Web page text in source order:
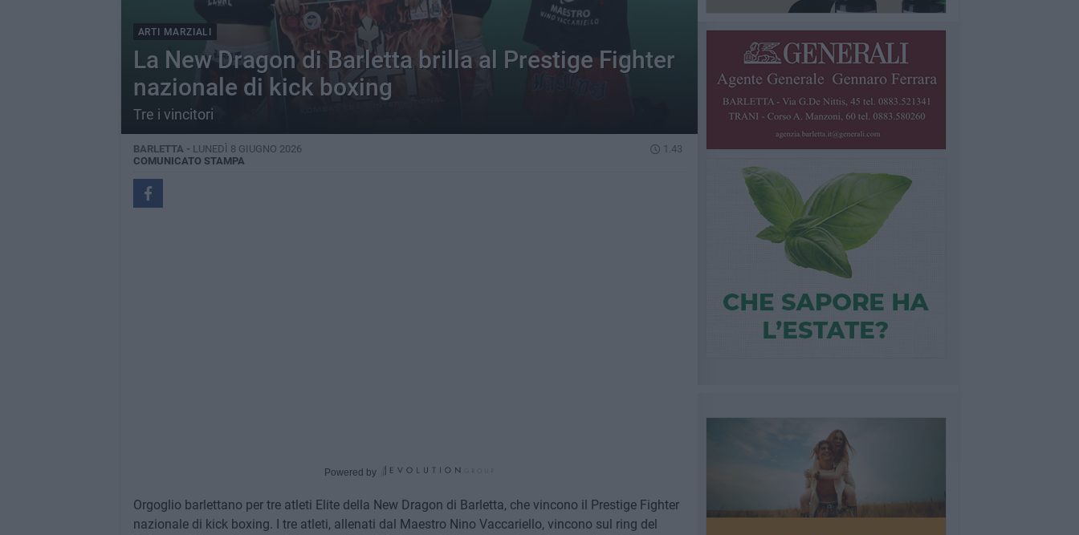
ARTI MARZIALI
La New Dragon di Barletta brilla al Prestige Fighter
nazionale di kick boxing
Tre i vincitori
BARLETTA - LUNEDÌ 8 GIUGNO 2026
1.43
COMUNICATO STAMPA
Powered by
Orgoglio barlettano per tre atleti Elite della New Dragon di Barletta, che vincono il Prestige Fighter
nazionale di kick boxing. I tre atleti, allenati dal Maestro Nino Vaccariello, vincono sul ring del